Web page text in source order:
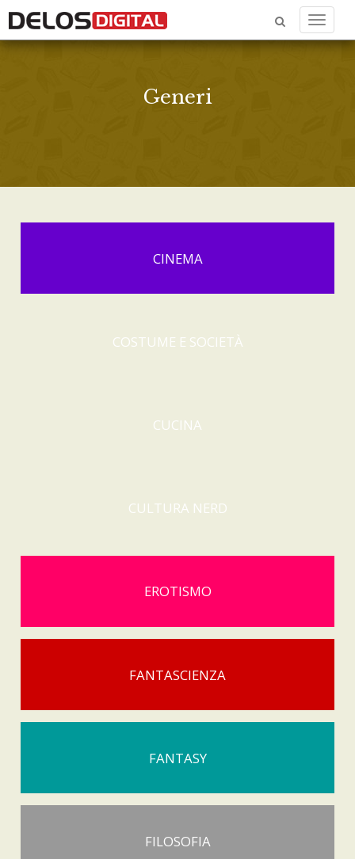
Menu
Generi
CINEMA
COSTUME E SOCIETÀ
CUCINA
CULTURA NERD
EROTISMO
FANTASCIENZA
FANTASY
FILOSOFIA